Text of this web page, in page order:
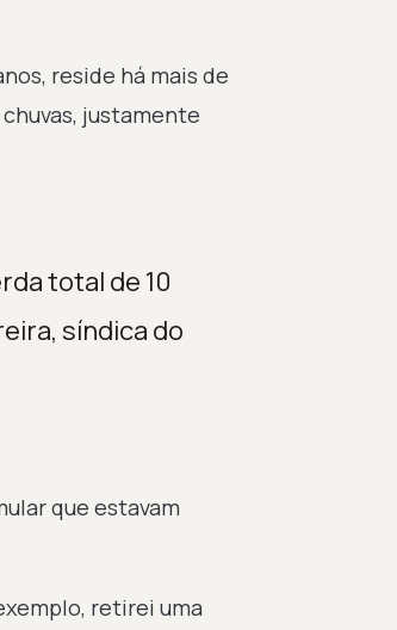
reside há mais de
justamente
total de 10
síndica do
que estavam
retirei uma